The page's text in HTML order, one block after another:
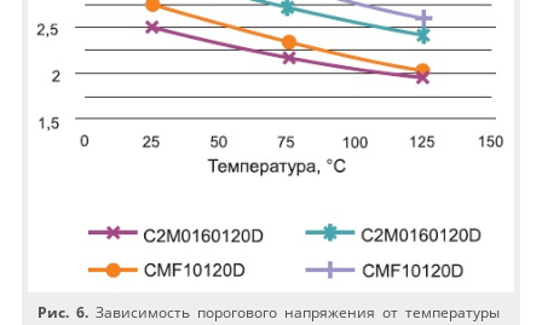
Рис. 6. Зависимость порогового напряжения от температуры